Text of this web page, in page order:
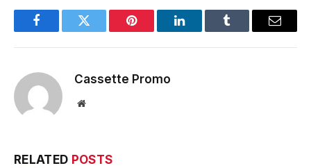
FacebookTwitter Pinterest LinkedInTumblr Email
Cassette Promo
Website
RELATED POSTS